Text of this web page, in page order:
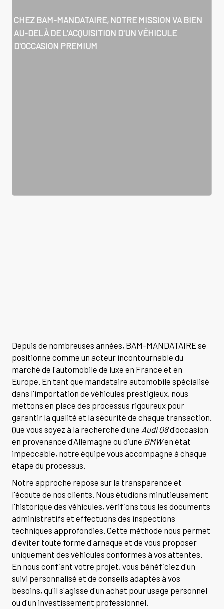
CHEZ BAM-MANDATAIRE, NOTRE MISSION VA BIEN
AU-DELÀ DE L'ACQUISITION D'UN VÉHICULE
D'OCCASION PREMIUM
Depuis de nombreuses années, BAM-MANDATAIRE se
positionne comme un acteur incontournable du
marché de l'automobile de luxe en France et en
Europe. En tant que mandataire automobile spécialisé
dans l'importation de véhicules prestigieux, nous
mettons en place des processus rigoureux pour
garantir la qualité et la sécurité de chaque transaction.
Que vous soyez à la recherche d'une Audi Q8d'occasion
en provenance d'Allemagne ou d'une BMWen état
impeccable, notre équipe vous accompagne à chaque
étape du processus.
Notre approche repose sur la transparence et
l'écoute de nos clients. Nous étudions minutieusement
l'historique des véhicules, vérifions tous les documents
administratifs et effectuons des inspections
techniques approfondies. Cette méthode nous permet
d'éviter toute forme d'arnaque et de vous proposer
uniquement des véhicules conformes à vos attentes.
En nous confiant votre projet, vous bénéficiez d'un
suivi personnalisé et de conseils adaptés à vos
besoins, qu'il s'agisse d'un achat pour usage personnel
ou d'un investissement professionnel.